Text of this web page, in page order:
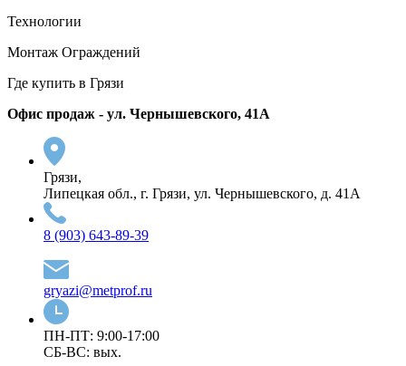
Технологии
Монтаж Ограждений
Где купить в Грязи
Офис продаж - ул. Чернышевского, 41А
Грязи,
Липецкая обл., г. Грязи, ул. Чернышевского, д. 41А
8 (903) 643-89-39
gryazi@metprof.ru
ПН-ПТ: 9:00-17:00
СБ-ВС: вых.